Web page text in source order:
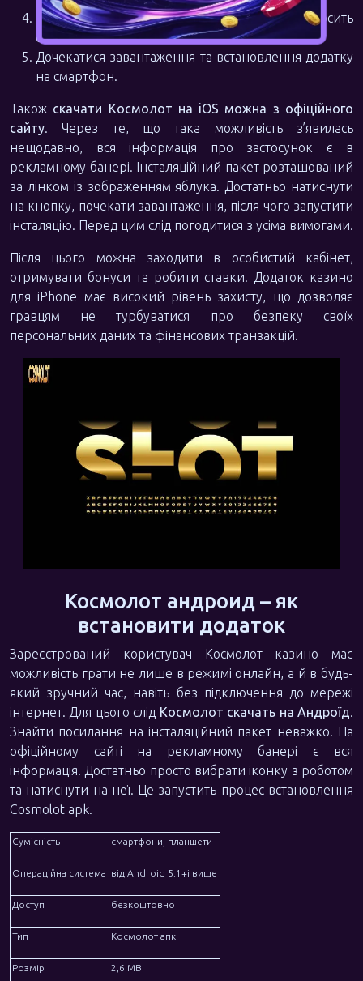
Ввести свій Apple ID, якщо про це попросить
система.
Дочекатися завантаження та встановлення додатку
на смартфон.
Також скачати Космолот на iOS можна з офіційного
сайту. Через те, що така можливість з’явилась
нещодавно, вся інформація про застосунок є в
рекламному банері. Інсталяційний пакет розташований
за лінком із зображенням яблука. Достатньо натиснути
на кнопку, почекати завантаження, після чого запустити
інсталяцію. Пepeд цим слід погодитися з усіма вимогами.
Після цього можна заходити в особистий кабінет,
отримувати бонуси та робити ставки. Додаток казино
для iPhone має високий рівень захисту, що дозволяє
гравцям не турбуватися про безпеку своїх
персональних даних та фінансових транзакцій.
Космолот андроид – як
встановити додаток
Зареєстрований користувач Космолот казино має
можливість грати не лише в режимі онлайн, а й в будь-
який зручний час, навіть без підключення до мережі
інтернет. Для цього слід Космолот скачать на Андроїд.
Знайти посилання на інсталяційний пакет неважко. На
офіційному сайті на рекламному банері є вся
інформація. Достатньо просто вибрати іконку з роботом
та натиснути на неї. Це запустить процес встановлення
Cosmolot apk.
Сумісність смартфони, планшети
Операційна система від Android 5.1+і вище
Доступ безкоштовно
Тип Космолот апк
Розмір 2,6 МВ